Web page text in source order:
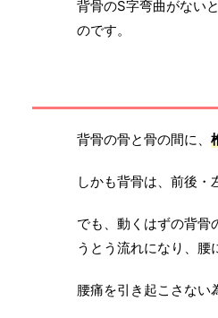
背骨のS字弯曲がない
のです。
背骨の骨と骨の間に、
しかも背骨は、前後・
でも、動くはずの背骨
うとう流れになり、腰
腰痛を引き起こさない